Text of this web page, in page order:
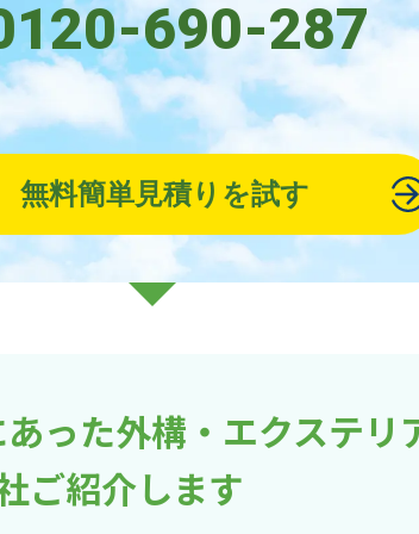
690-287
無料簡単見積りを試す
った外構・エクステリ
ご紹介します